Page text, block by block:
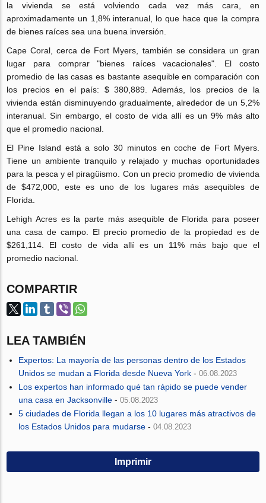
la vivienda se está volviendo cada vez más cara, en
aproximadamente un 1,8% interanual, lo que hace que la compra
de bienes raíces sea una buena inversión.
Cape Coral, cerca de Fort Myers, también se considera un gran
lugar para comprar "bienes raíces vacacionales". El costo
promedio de las casas es bastante asequible en comparación con
los precios en el país: $ 380,889. Además, los precios de la
vivienda están disminuyendo gradualmente, alrededor de un 5,2%
interanual. Sin embargo, el costo de vida allí es un 9% más alto
que el promedio nacional.
El Pine Island está a solo 30 minutos en coche de Fort Myers.
Tiene un ambiente tranquilo y relajado y muchas oportunidades
para la pesca y el piragüismo. Con un precio promedio de vivienda
de $472,000, este es uno de los lugares más asequibles de
Florida.
Lehigh Acres es la parte más asequible de Florida para poseer
una casa de campo. El precio promedio de la propiedad es de
$261,114. El costo de vida allí es un 11% más bajo que el
promedio nacional.
COMPARTIR
LEA TAMBIÉN
Expertos: La mayoría de las personas dentro de los Estados
Unidos se mudan a Florida desde Nueva York -06.08.2023
Los expertos han informado qué tan rápido se puede vender
una casa en Jacksonville -05.08.2023
5 ciudades de Florida llegan a los 10 lugares más atractivos de
los Estados Unidos para mudarse -04.08.2023
Imprimir